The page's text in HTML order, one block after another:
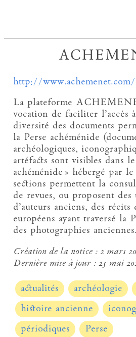
http://
La plateforme
vocation de faciliter l’accès
diversité des documents
la Perse achéménide
archéologiques,
artéfacts sont visibles dans
achéménide » hébergé par le
sections permettent la
de revues, ou proposent des
d’auteurs anciens, des récits
européens ayant traversé la
des photographies anciennes.
Création de la notice :2 mars
Dernière mise à jour :25 mai
actualités archéologie
histoire ancienne
périodiques
Perse